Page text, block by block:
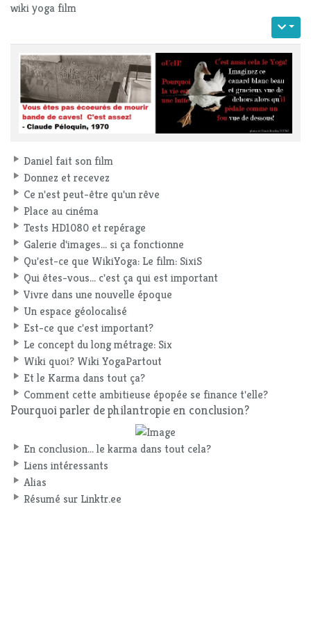
wiki yoga film
Daniel fait son film
Donnez et recevez
Ce n'est peut-être qu'un rêve
Place au cinéma
Tests HD1080 et repérage
Galerie d'images... si ça fonctionne
Qu'est-ce que WikiYoga: Le film: SixiS
Qui êtes-vous... c'est ça qui est important
Vivre dans une nouvelle époque
Un espace géolocalisé
Est-ce que c'est important?
Le concept du long métrage: Six
Wiki quoi? Wiki YogaPartout
Et le Karma dans tout ça?
Comment cette ambitieuse épopée se finance t'elle?
Pourquoi parler de philantropie en conclusion?
En conclusion... le karma dans tout cela?
Liens intéressants
Alias
Résumé sur Linktr.ee